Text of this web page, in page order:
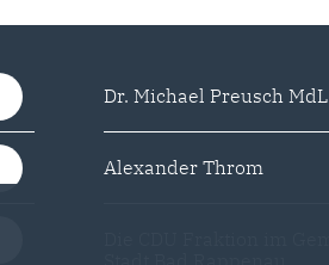
Dr. Michael Preusch MdL
Alexander Throm